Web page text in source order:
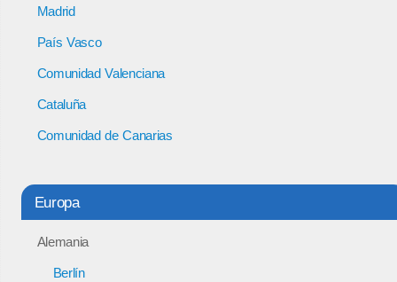
Madrid
País Vasco
Comunidad Valenciana
Cataluña
Comunidad de Canarias
Europa
Alemania
Berlín